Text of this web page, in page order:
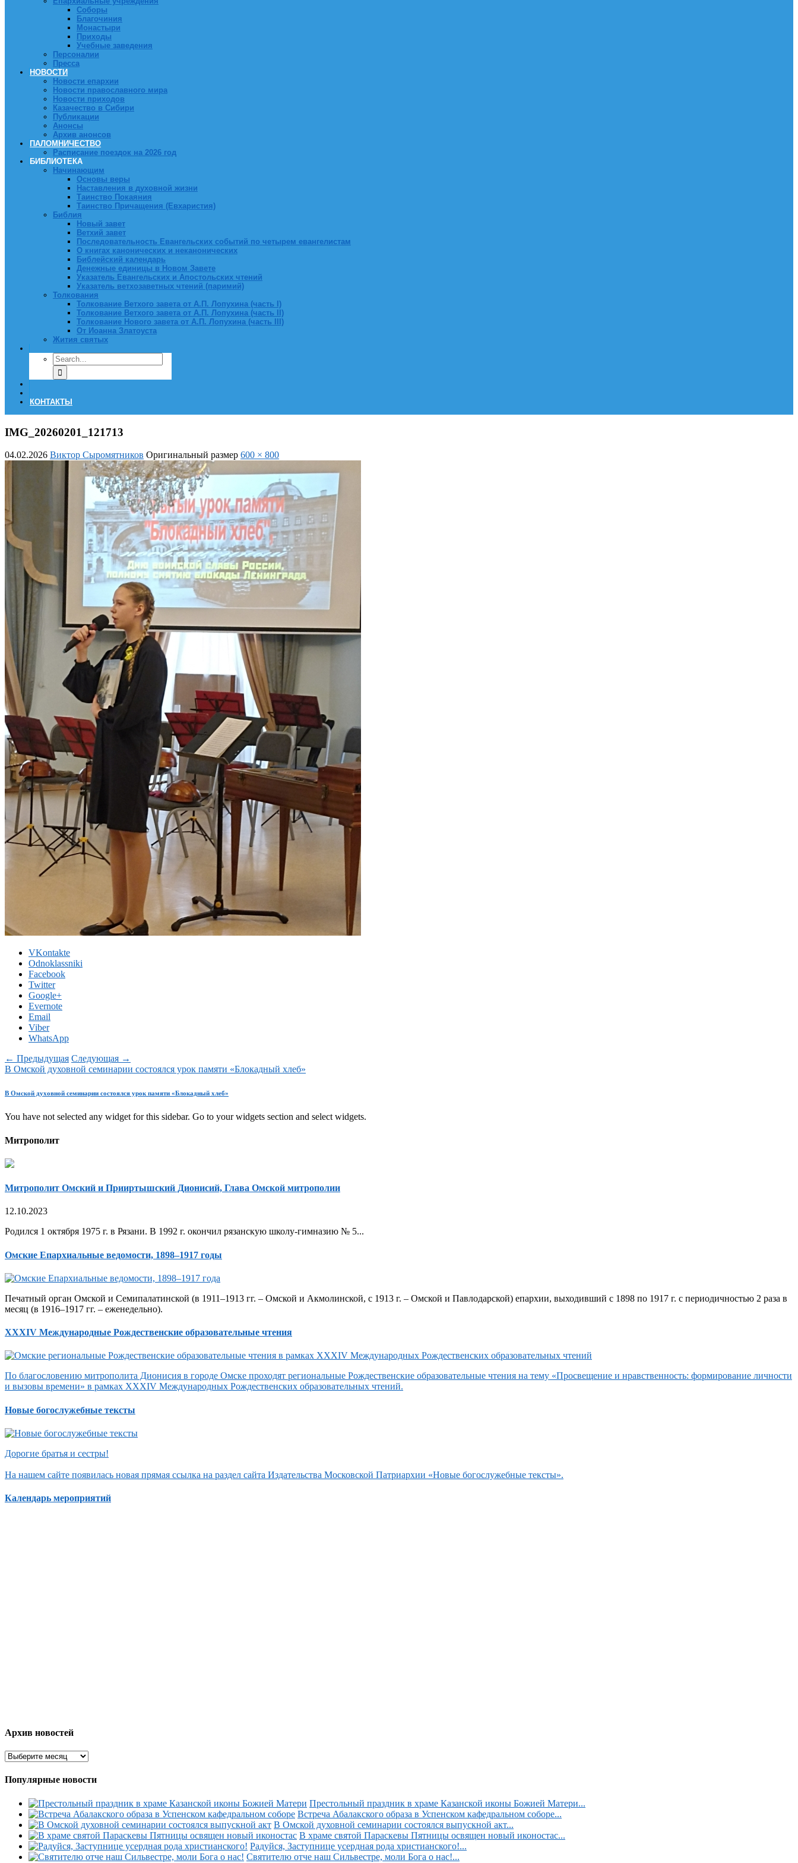
Соборы
Благочиния
Монастыри
Приходы
Учебные заведения
Персоналии
Пресса
НОВОСТИ
Новости епархии
Новости православного мира
Новости приходов
Казачество в Сибири
Публикации
Анонсы
Архив анонсов
ПАЛОМНИЧЕСТВО
Расписание поездок на 2026 год
БИБЛИОТЕКА
Начинающим
Основы веры
Наставления в духовной жизни
Таинство Покаяния
Таинство Причащения (Евхаристия)
Библия
Новый завет
Ветхий завет
Последовательность Евангельских событий по четырем евангелистам
О книгах канонических и неканонических
Библейский календарь
Денежные единицы в Новом Завете
Указатель Евангельских и Апостольских чтений
Указатель ветхозаветных чтений (паримий)
Толкования
Толкование Ветхого завета от А.П. Лопухина (часть I)
Толкование Ветхого завета от А.П. Лопухина (часть II)
Толкование Нового завета от А.П. Лопухина (часть III)
От Иоанна Златоуста
Жития святых
КОНТАКТЫ
IMG_20260201_121713
04.02.2026 Виктор Сыромятников Оригинальный размер 600 × 800
VKontakte
Odnoklassniki
Facebook
Twitter
Google+
Evernote
Email
Viber
WhatsApp
← Предыдущая Следующая →
В Омской духовной семинарии состоялся урок памяти «Блокадный хлеб»
В Омской духовной семинарии состоялся урок памяти «Блокадный хлеб»
You have not selected any widget for this sidebar. Go to your widgets section and select widgets.
Митрополит
Митрополит Омский и Прииртышский Дионисий, Глава Омской митрополии
12.10.2023
Родился 1 октября 1975 г. в Рязани. В 1992 г. окончил рязанскую школу-гимназию № 5...
Омские Епархиальные ведомости, 1898–1917 годы
Печатный орган Омской и Семипалатинской (в 1911–1913 гг. – Омской и Акмолинской, с 1913 г. – Омской и Павлодарской) епархии, выходивший с 1898 по 1917 г. с периодичностью 2 раза в
месяц (в 1916–1917 гг. – еженедельно).
XXXIV Международные Рождественские образовательные чтения
По благословению митрополита Дионисия в городе Омске проходят региональные Рождественские образовательные чтения на тему «Просвещение и нравственность: формирование личности
и вызовы времени» в рамках XXXIV Международных Рождественских образовательных чтений.
Новые богослужебные тексты
Дорогие братья и сестры!
На нашем сайте появилась новая прямая ссылка на раздел сайта Издательства Московской Патриархии «Новые богослужебные тексты».
Календарь мероприятий
Архив новостей
Популярные новости
Престольный праздник в храме Казанской иконы Божией Матери...
Встреча Абалакского образа в Успенском кафедральном соборе...
В Омской духовной семинарии состоялся выпускной акт...
В храме святой Параскевы Пятницы освящен новый иконостас...
Радуйся, Заступнице усердная рода христианского!...
Святителю отче наш Сильвестре, моли Бога о нас!...